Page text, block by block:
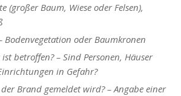
(großer Baum, Wiese oder Felsen),
Bodenvegetation oder Baumkronen
betroffen? – Sind Personen, Häuser
in Gefahr?
Brand gemeldet wird? – Angabe einer